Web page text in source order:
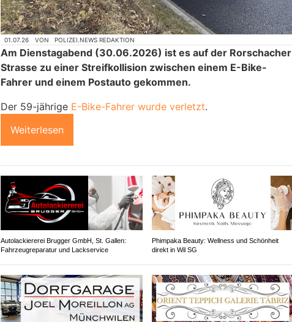
01.07.26 VON POLIZEI.NEWS REDAKTION
Am Dienstagabend (30.06.2026) ist es auf der Rorschacher
Strasse zu einer Streifkollision zwischen einem E-Bike-
Fahrer und einem Postauto gekommen.
Der 59-jährige E-Bike-Fahrer wurde verletzt.
Weiterlesen
Autolackiererei Brugger GmbH, St. Gallen:
Fahrzeugreparatur und Lackservice
Phimpaka Beauty: Wellness und Schönheit
direkt in Wil SG